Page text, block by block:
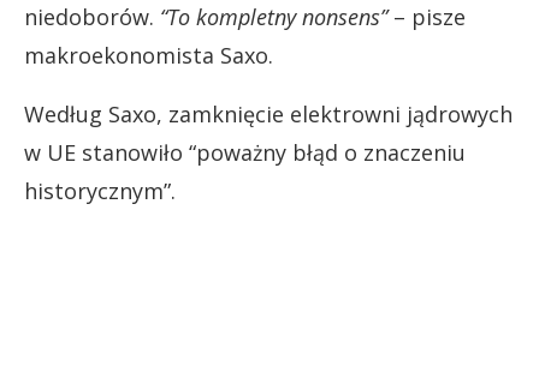
niedoborów. “To kompletny nonsens”– pisze
makroekonomista Saxo.
Według Saxo, zamknięcie elektrowni jądrowych
w UE stanowiło “poważny błąd o znaczeniu
historycznym”.